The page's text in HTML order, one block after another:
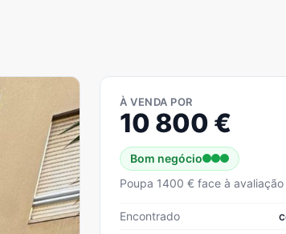
À VENDA POR
10 800 €
Bom negócio
Poupa 1400 € face à
Encontrado